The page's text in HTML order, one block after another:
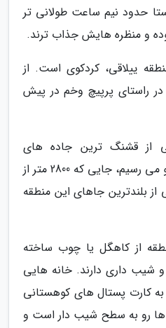
حدود نیم ساعت طولانی تر
و منظره هایش جذاب ترند.
ییلاقی، کردکوی است. از
در راستای پرپیچ وخم در پیش
از قشنگ ترین جاده های
کوهستانی، به روستای درازنو می رسیم، جایی که 2800 متر از
بلندترین جاهای این منطقه
از کاهگل یا چوب ساخته
شیب داری دارند. خانه هایی
به کارت پستال های کوهستانی
ها رو به سطح شیب دار است و